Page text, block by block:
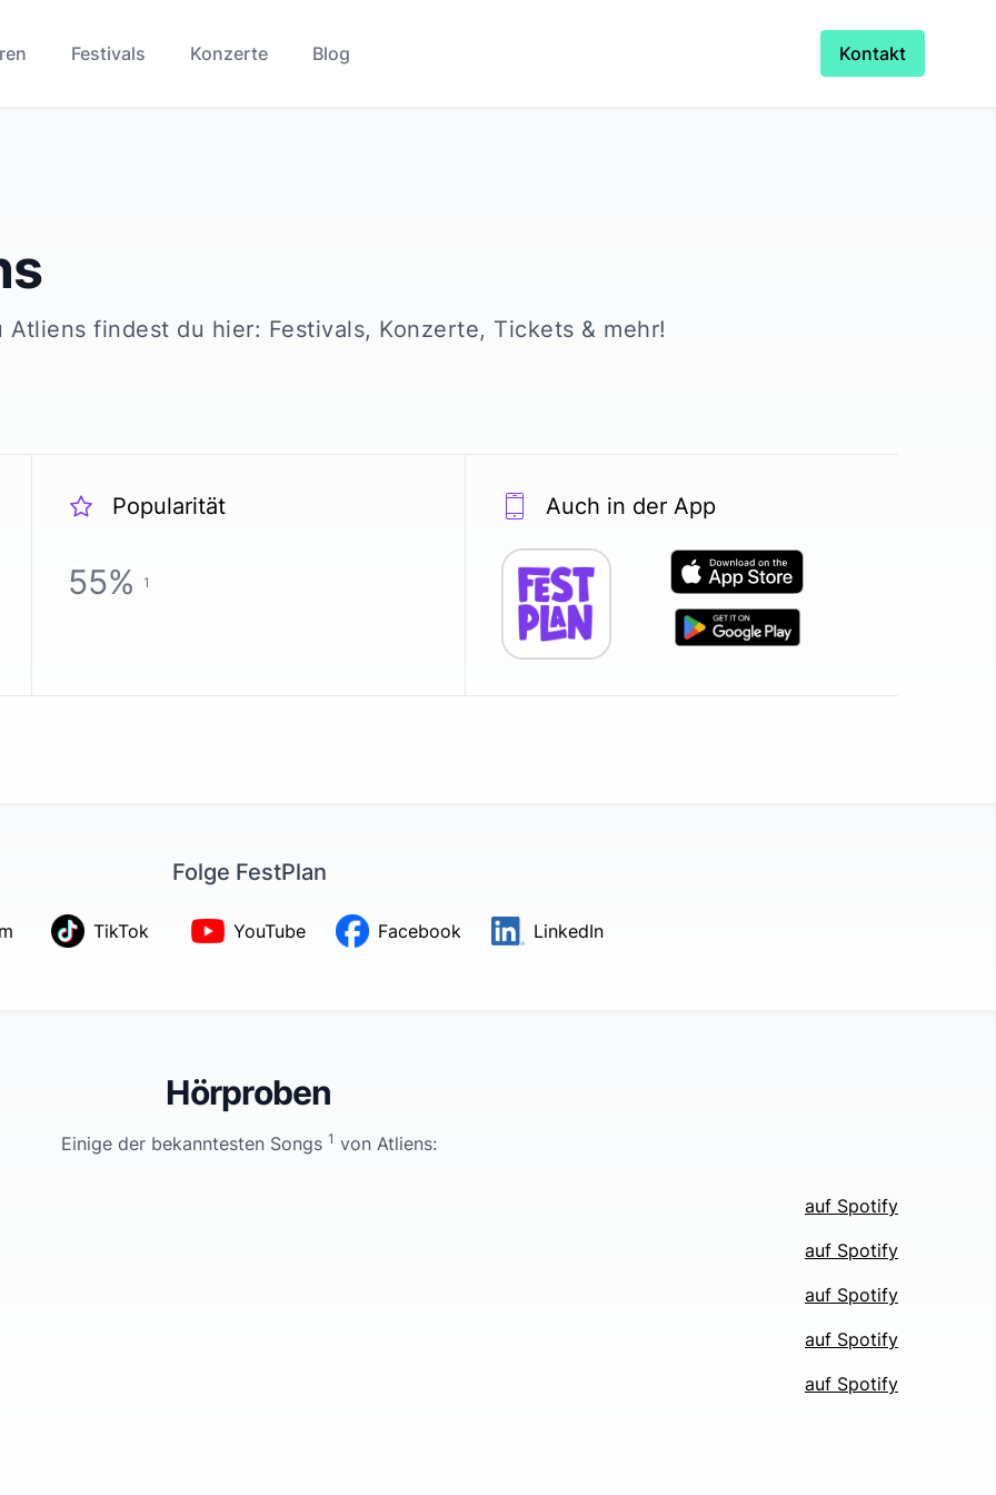
Festivals Konzerte Blog Kontakt
Atliens findest du hier: Festivals, Konzerte, Tickets & mehr!
Popularität
55% 1
Auch in der App
Folge FestPlan
TikTok YouTube Facebook LinkedIn
Hörproben
Einige der bekanntesten Songs 1 von Atliens:
auf Spotify
auf Spotify
auf Spotify
auf Spotify
auf Spotify